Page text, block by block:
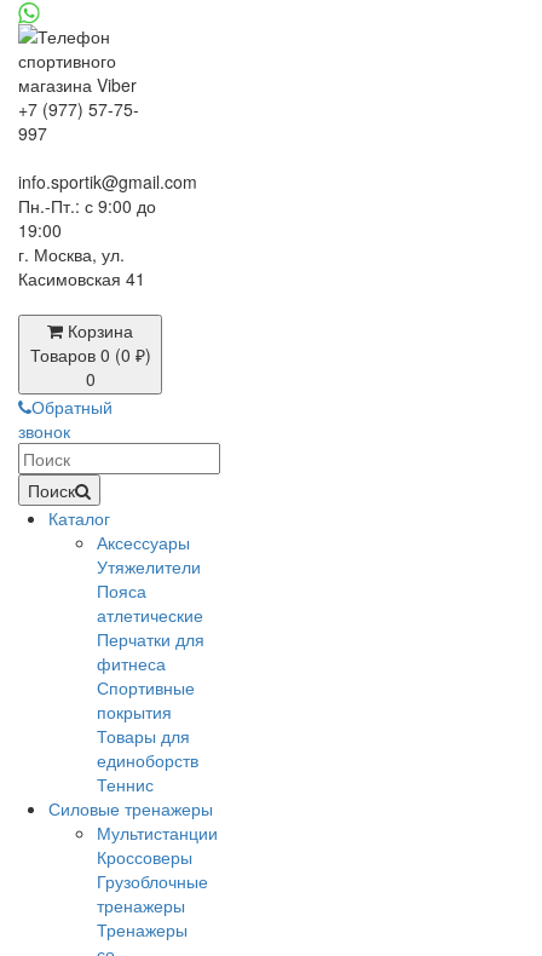
+7 (977) 57-75-
997
info.sportik@gmail.com
Пн.-Пт.: с 9:00 до
19:00
г. Москва, ул.
Касимовская 41
Корзина
Товаров 0 (0 ₽)
0
Обратный
звонок
Поиск
Каталог
Аксессуары
Утяжелители
Пояса
атлетические
Перчатки для
фитнеса
Спортивные
покрытия
Товары для
единоборств
Теннис
Силовые тренажеры
Мультистанции
Кроссоверы
Грузоблочные
тренажеры
Тренажеры